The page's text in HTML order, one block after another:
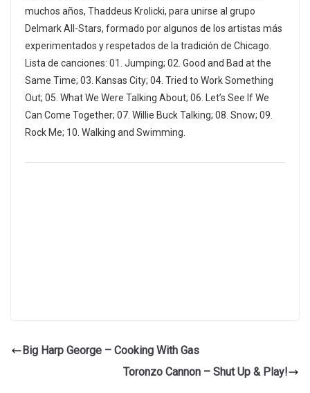
muchos años, Thaddeus Krolicki, para unirse al grupo
Delmark All-Stars, formado por algunos de los artistas más
experimentados y respetados de la tradición de Chicago.
Lista de canciones: 01. Jumping; 02. Good and Bad at the
Same Time; 03. Kansas City; 04. Tried to Work Something
Out; 05. What We Were Talking About; 06. Let’s See If We
Can Come Together; 07. Willie Buck Talking; 08. Snow; 09.
Rock Me; 10. Walking and Swimming.
Big Harp George – Cooking With Gas
Toronzo Cannon – Shut Up & Play!